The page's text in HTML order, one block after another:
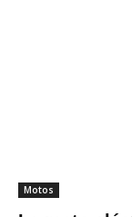
Motos